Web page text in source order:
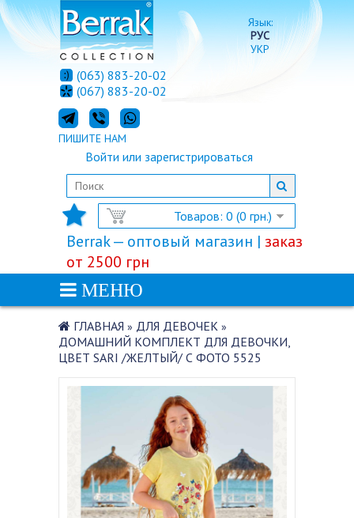
Язык:
РУС
УКР
Товаров: 0 (0 грн.)
Войти или зарегистрироваться
(063) 883-20-02
(067) 883-20-02
ПИШИТЕ НАМ
Berrak — оптовый магазин | заказ
от 2500 грн
МЕНЮ
ГЛАВНАЯ » ДЛЯ ДЕВОЧЕК »
ДОМАШНИЙ КОМПЛЕКТ ДЛЯ ДЕВОЧКИ,
ЦВЕТ SARI /ЖЕЛТЫЙ/ С ФОТО 5525